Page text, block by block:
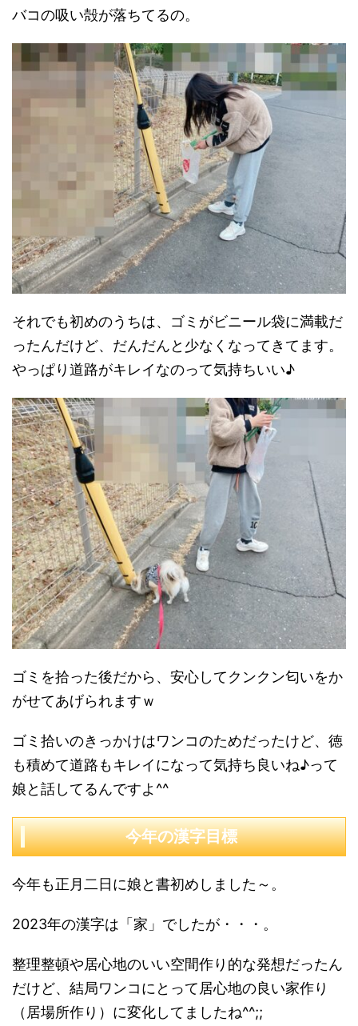
バコの吸い殻が落ちてるの。
それでも初めのうちは、ゴミがビニール袋に満載だ
ったんだけど、だんだんと少なくなってきてます。
やっぱり道路がキレイなのって気持ちいい♪
ゴミを拾った後だから、安心してクンクン匂いをか
がせてあげられますｗ
ゴミ拾いのきっかけはワンコのためだったけど、徳
も積めて道路もキレイになって気持ち良いね♪って
娘と話してるんですよ^^
今年の漢字目標
今年も正月二日に娘と書初めしました～。
2023年の漢字は「家」でしたが・・・。
整理整頓や居心地のいい空間作り的な発想だったん
だけど、結局ワンコにとって居心地の良い家作り
（居場所作り）に変化してましたね^^;;